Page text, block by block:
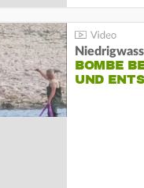
BOMBE
UND